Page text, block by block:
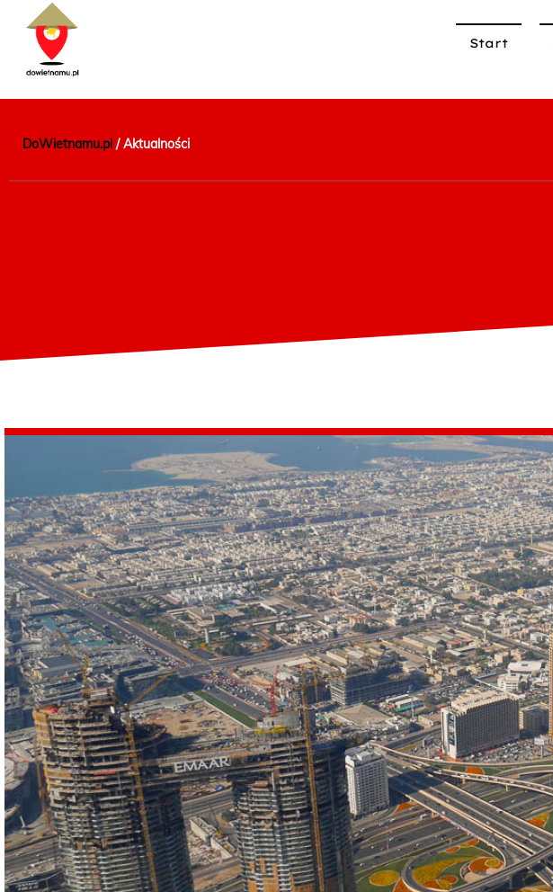
Start
DoWietnamu.pl /Aktualności